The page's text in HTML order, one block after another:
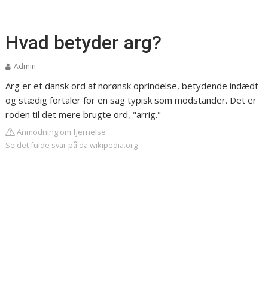
Hvad betyder arg?
Admin
Arg er et dansk ord af norønsk oprindelse, betydende indædt
og stædig fortaler for en sag typisk som modstander. Det er
roden til det mere brugte ord, "arrig."
Anmodning om fjernelse
Se det fulde svar på da.wikipedia.org